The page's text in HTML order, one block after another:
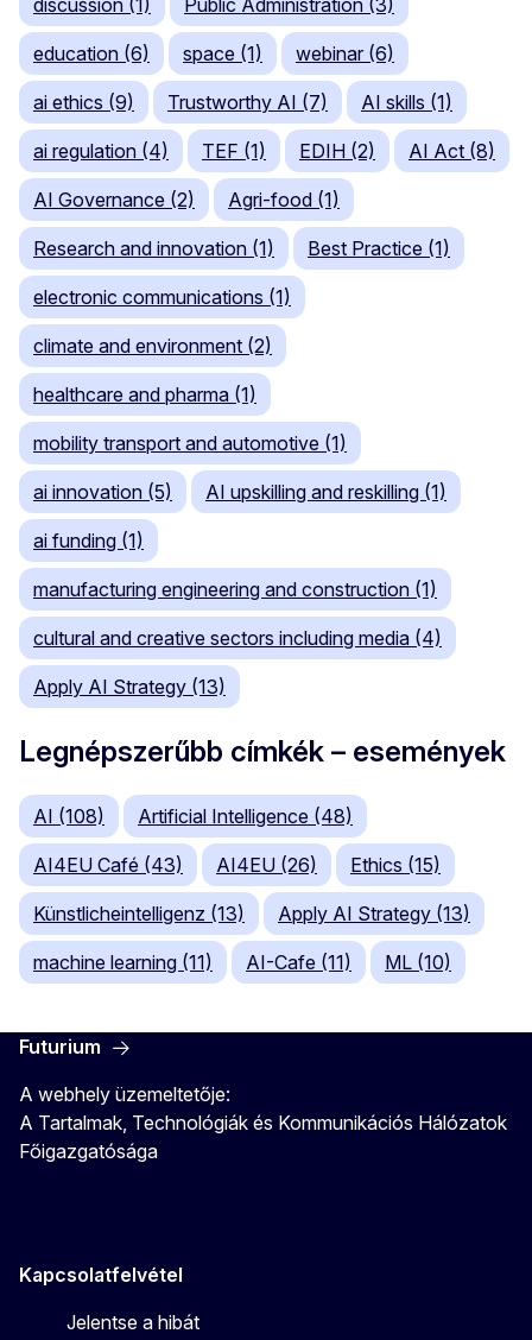
discussion (1) Public Administration (3)
education (6) space (1) webinar (6)
ai ethics (9) Trustworthy AI (7) AI skills (1)
ai regulation (4) TEF (1) EDIH (2) AI Act (8)
AI Governance (2) Agri-food (1)
Research and innovation (1) Best Practice (1)
electronic communications (1)
climate and environment (2)
healthcare and pharma (1)
mobility transport and automotive (1)
ai innovation (5) AI upskilling and reskilling (1)
ai funding (1)
manufacturing engineering and construction (1)
cultural and creative sectors including media (4)
Apply AI Strategy (13)
Legnépszerűbb címkék – események
AI (108) Artificial Intelligence (48)
AI4EU Café (43) AI4EU (26) Ethics (15)
Künstlicheintelligenz (13) Apply AI Strategy (13)
machine learning (11) AI-Cafe (11) ML (10)
Futurium
A webhely üzemeltetője:
A Tartalmak, Technológiák és Kommunikációs Hálózatok
Főigazgatósága
Kapcsolatfelvétel
Jelentse a hibát